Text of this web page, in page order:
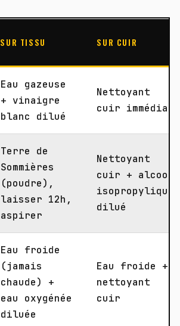
SUR TISSU SUR CUIR
Eau gazeuse
+ vinaigre
blanc dilué
Nettoyant
cuir immédiat
Terre de
Sommières
(poudre),
laisser 12h,
aspirer
Nettoyant
cuir + alcool
isopropylique
dilué
Eau froide
(jamais
chaude) +
eau oxygénée
diluée
Eau froide +
nettoyant
cuir